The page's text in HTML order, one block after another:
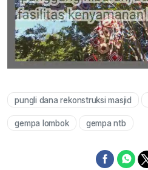
pungli dana rekonstruksi masjid
gempa lombok gempa ntb